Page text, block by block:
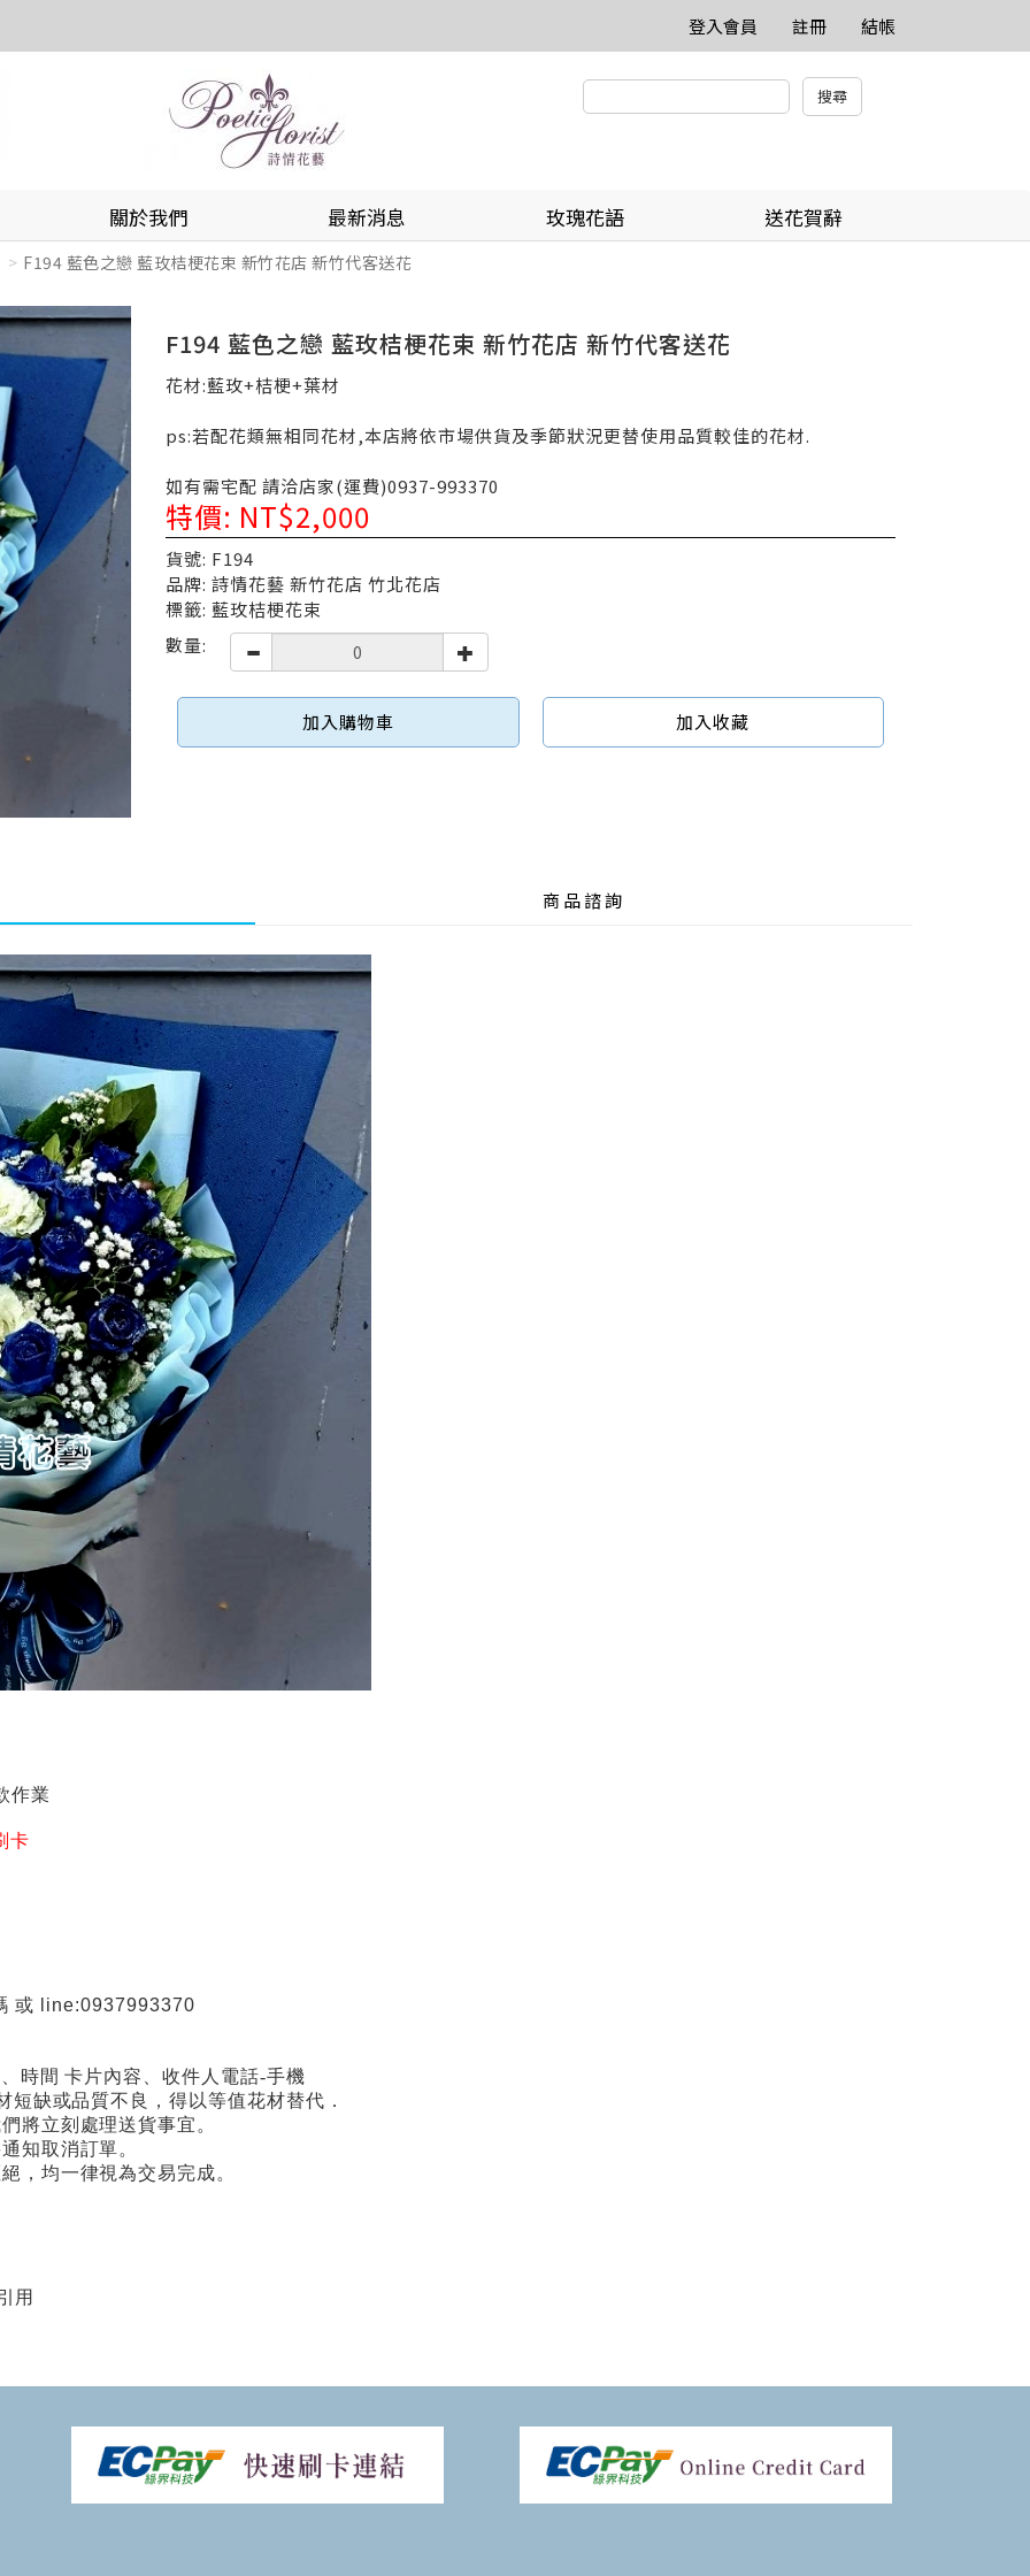
登入會員 註冊 結帳
關於我們 最新消息 玫瑰花語 送花賀辭
F194 藍色之戀 藍玫桔梗花束 新竹花店 新竹代客送花
F194 藍色之戀 藍玫桔梗花束 新竹花店 新竹代客送花
花材:藍玫+桔梗+葉材
ps:若配花類無相同花材,本店將依市場供貨及季節狀況更替使用品質較佳的花材.
如有需宅配 請洽店家(運費)0937-993370
特價: NT$2,000
貨號: F194
品牌: 詩情花藝 新竹花店 竹北花店
標籤: 藍玫桔梗花束
數量:
加入購物車 加入收藏
商品諮詢
作業
卡
或 line:0937993370
時間 卡片內容、收件人電話-手機
短缺或品質不良，得以等值花材替代．
將立刻處理送貨事宜。
知取消訂單。
，均一律視為交易完成。
用